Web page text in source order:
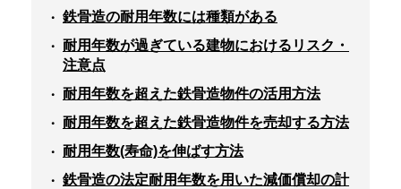
鉄骨造の耐用年数には種類がある
耐用年数が過ぎている建物におけるリスク・
注意点
耐用年数を超えた鉄骨造物件の活用方法
耐用年数を超えた鉄骨造物件を売却する方法
耐用年数(寿命)を伸ばす方法
鉄骨造の法定耐用年数を用いた減価償却の計